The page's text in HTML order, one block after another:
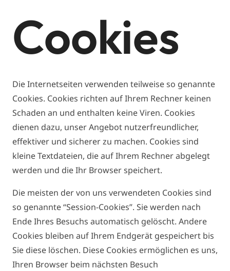
Cookies
Die Internetseiten verwenden teilweise so genannte
Cookies. Cookies richten auf Ihrem Rechner keinen
Schaden an und enthalten keine Viren. Cookies
dienen dazu, unser Angebot nutzerfreundlicher,
effektiver und sicherer zu machen. Cookies sind
kleine Textdateien, die auf Ihrem Rechner abgelegt
werden und die Ihr Browser speichert.
Die meisten der von uns verwendeten Cookies sind
so genannte “Session-Cookies”. Sie werden nach
Ende Ihres Besuchs automatisch gelöscht. Andere
Cookies bleiben auf Ihrem Endgerät gespeichert bis
Sie diese löschen. Diese Cookies ermöglichen es uns,
Ihren Browser beim nächsten Besuch